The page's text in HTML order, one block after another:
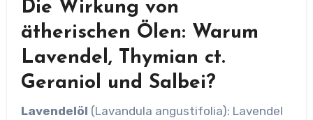
Die Wirkung von
ätherischen Ölen: Warum
Lavendel, Thymian ct.
Geraniol und Salbei?
Lavendelöl (Lavandula angustifolia): Lavendel